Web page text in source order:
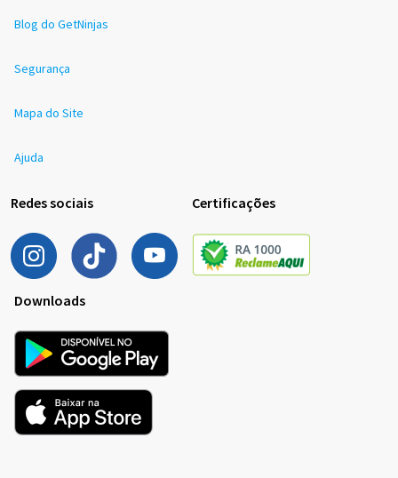
Blog do GetNinjas
Segurança
Mapa do Site
Ajuda
Redes sociais Certificações
Downloads